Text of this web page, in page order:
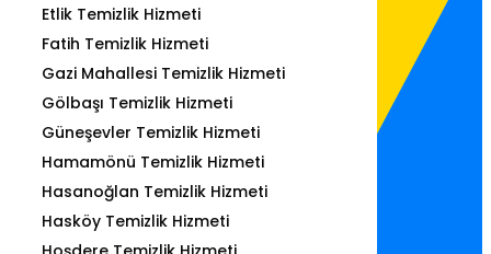
Etlik Temizlik Hizmeti
Fatih Temizlik Hizmeti
Gazi Mahallesi Temizlik Hizmeti
Gölbaşı Temizlik Hizmeti
Güneşevler Temizlik Hizmeti
Hamamönü Temizlik Hizmeti
Hasanoğlan Temizlik Hizmeti
Hasköy Temizlik Hizmeti